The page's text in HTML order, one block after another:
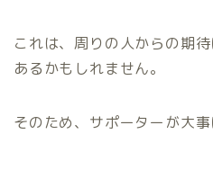
これは、周りの人からの期
あるかもしれません。
そのため、サポーターが大事